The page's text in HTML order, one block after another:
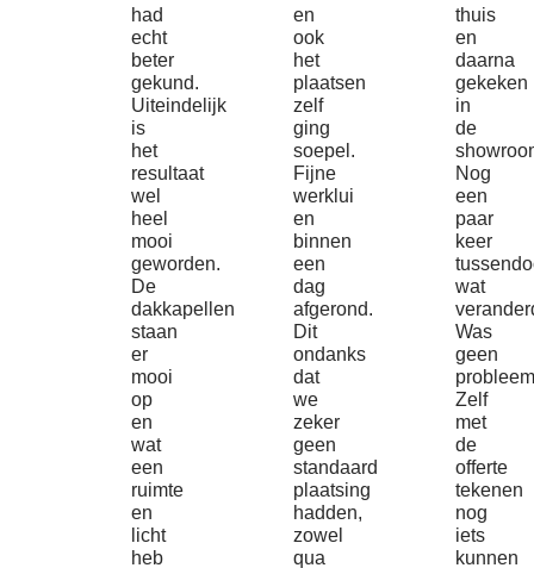
had
echt
beter
gekund.
Uiteindelijk
is
het
resultaat
wel
heel
mooi
geworden.
De
dakkapellen
staan
er
mooi
op
en
wat
een
ruimte
en
licht
heb
en
ook
het
plaatsen
zelf
ging
soepel.
Fijne
werklui
en
binnen
een
dag
afgerond.
Dit
ondanks
dat
we
zeker
geen
standaard
plaatsing
hadden,
zowel
qua
thuis
en
daarna
gekeken
in
de
Nog
een
paar
keer
wat
Was
geen
Zelf
met
de
offerte
tekenen
nog
iets
kunnen